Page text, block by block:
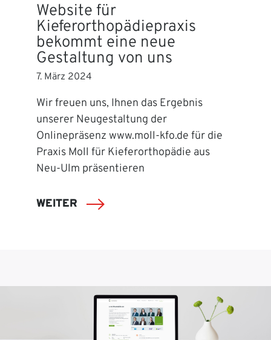
Website für
Kieferorthopädiepraxis
bekommt eine neue
Gestaltung von uns
7. März 2024
Wir freuen uns, Ihnen das Ergebnis
unserer Neugestaltung der
Onlinepräsenz www.moll-kfo.de für die
Praxis Moll für Kieferorthopädie aus
Neu-Ulm präsentieren
WEITER